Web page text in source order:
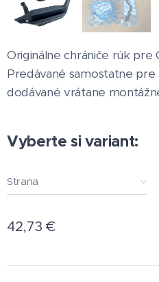
Originálne chrániče rúk pre
Predávané samostatne pre
dodávané vrátane
Vyberte si variant:
Strana
42,73 €